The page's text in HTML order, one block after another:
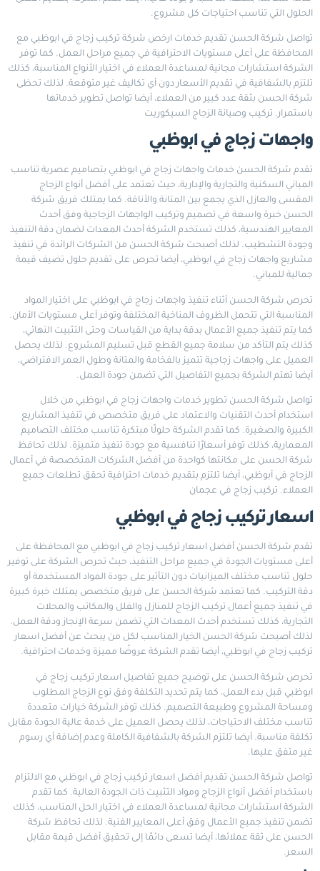
الحلول التي تناسب احتياجات كل مشروع.
تواصل شركة الحسن تقديم خدمات ارخص شركة تركيب زجاج في ابوظبي مع
المحافظة على أعلى مستويات الاحترافية في جميع مراحل العمل. كما توفر
الشركة استشارات مجانية لمساعدة العملاء في اختيار الأنواع المناسبة، كذلك
تلتزم بالشفافية في تقديم الأسعار دون أي تكاليف غير متوقعة. لذلك تحظى
شركة الحسن بثقة عدد كبير من العملاء، أيضا تواصل تطوير خدماتها
باستمرار. تركيب وصيانة الزجاج السيكوريت
واجهات زجاج في ابوظبي
تقدم شركة الحسن خدمات واجهات زجاج في ابوظبي بتصاميم عصرية تناسب
المباني السكنية والتجارية والإدارية، حيث تعتمد على أفضل أنواع الزجاج
المقسى والعازل الذي يجمع بين المتانة والأناقة. كما يمتلك فريق شركة
الحسن خبرة واسعة في تصميم وتركيب الواجهات الزجاجية وفق أحدث
المعايير الهندسية، كذلك تستخدم الشركة أحدث المعدات لضمان دقة التنفيذ
وجودة التشطيب. لذلك أصبحت شركة الحسن من الشركات الرائدة في تنفيذ
مشاريع واجهات زجاج في ابوظبي، أيضا تحرص على تقديم حلول تضيف قيمة
جمالية للمباني.
تحرص شركة الحسن أثناء تنفيذ واجهات زجاج في ابوظبي على اختيار المواد
المناسبة التي تتحمل الظروف المناخية المختلفة وتوفر أعلى مستويات الأمان.
كما يتم تنفيذ جميع الأعمال بدقة بداية من القياسات وحتى التثبيت النهائي،
كذلك يتم التأكد من سلامة جميع القطع قبل تسليم المشروع. لذلك يحصل
العميل على واجهات زجاجية تتميز بالفخامة والمتانة وطول العمر الافتراضي،
أيضا تهتم الشركة بجميع التفاصيل التي تضمن جودة العمل.
تواصل شركة الحسن تطوير خدمات واجهات زجاج في ابوظبي من خلال
استخدام أحدث التقنيات والاعتماد على فريق متخصص في تنفيذ المشاريع
الكبيرة والصغيرة. كما تقدم الشركة حلولًا مبتكرة تناسب مختلف التصاميم
المعمارية، كذلك توفر أسعارًا تنافسية مع جودة تنفيذ متميزة. لذلك تحافظ
شركة الحسن على مكانتها كواحدة من أفضل الشركات المتخصصة في أعمال
الزجاج في أبوظبي، أيضا تلتزم بتقديم خدمات احترافية تحقق تطلعات جميع
العملاء. تركيب زجاج في عجمان
اسعار تركيب زجاج في ابوظبي
تقدم شركة الحسن أفضل اسعار تركيب زجاج في ابوظبي مع المحافظة على
أعلى مستويات الجودة في جميع مراحل التنفيذ، حيث تحرص الشركة على توفير
حلول تناسب مختلف الميزانيات دون التأثير على جودة المواد المستخدمة أو
دقة التركيب. كما تعتمد شركة الحسن على فريق متخصص يمتلك خبرة كبيرة
في تنفيذ جميع أعمال تركيب الزجاج للمنازل والفلل والمكاتب والمحلات
التجارية، كذلك تستخدم أحدث المعدات التي تضمن سرعة الإنجاز ودقة العمل.
لذلك أصبحت شركة الحسن الخيار المناسب لكل من يبحث عن أفضل اسعار
تركيب زجاج في ابوظبي، أيضا تقدم الشركة عروضًا مميزة وخدمات احترافية.
تحرص شركة الحسن على توضيح جميع تفاصيل اسعار تركيب زجاج في
ابوظبي قبل بدء العمل، كما يتم تحديد التكلفة وفق نوع الزجاج المطلوب
ومساحة المشروع وطبيعة التصميم. كذلك توفر الشركة خيارات متعددة
تناسب مختلف الاحتياجات، لذلك يحصل العميل على خدمة عالية الجودة مقابل
تكلفة مناسبة. أيضا تلتزم الشركة بالشفافية الكاملة وعدم إضافة أي رسوم
غير متفق عليها.
تواصل شركة الحسن تقديم أفضل اسعار تركيب زجاج في ابوظبي مع الالتزام
باستخدام أفضل أنواع الزجاج ومواد التثبيت ذات الجودة العالية. كما تقدم
الشركة استشارات مجانية لمساعدة العملاء في اختيار الحل المناسب، كذلك
تضمن تنفيذ جميع الأعمال وفق أعلى المعايير الفنية. لذلك تحافظ شركة
الحسن على ثقة عملائها، أيضا تسعى دائمًا إلى تحقيق أفضل قيمة مقابل
السعر.